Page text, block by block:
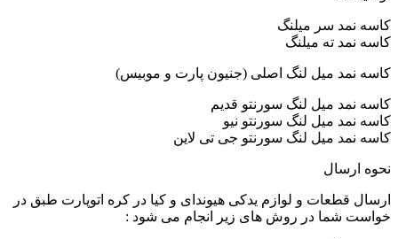
کاسه نمد سر میلنگ
کاسه نمد ته میلنگ
کاسه نمد میل لنگ اصلی (جنیون پارت و موبیس)
کاسه نمد میل لنگ سورنتو قدیم
کاسه نمد میل لنگ سورنتو نیو
کاسه نمد میل لنگ سورنتو جی تی لاین
نحوه ارسال
ارسال قطعات و لوازم یدکی هیوندای و کیا در کره اتوپارت طبق در
خواست شما در روش های زیر انجام می شود :